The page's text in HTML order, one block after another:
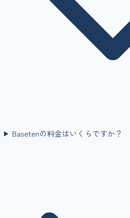
Basetenの料金はいくらですか？